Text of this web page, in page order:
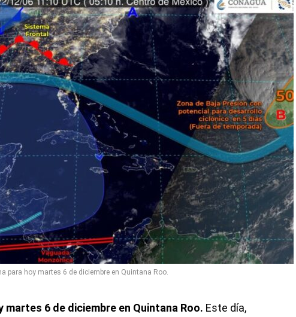
para hoy martes 6 de diciembre en Quintana Roo.
6 de diciembre en Quintana Roo. Este día,